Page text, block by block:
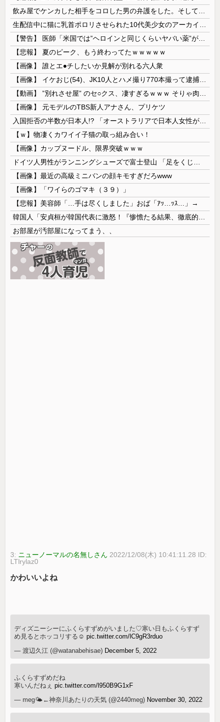
【悲報】 夏のピーク、もう終わってたｗｗｗｗｗ
【画像】 誰とエ●チしたいか見解が別れる六人衆
【画像】 元モデルのTBS新人アナさん、プリケツ
【ｗ】物凄くカワイイ子猫の取っ組み合い！
【画像】カップヌードル、限界突破ｗｗｗ
【画像】最近の高級ミニバンの顔キモすぎだろwww
【画像】「ワイらのゴマキ（３９）」
【悲報】美容師「…手は尽くしました」おば「ｱｯ…ｯｽ…」→
お部屋が汚部屋になってまう、、
3: ニューノーマルの名無しさん 2022/12/08(木) 10:41:11.28 ID:
LTlrylaz0
かわいいよね
ディズニーシーにふくらすずめがいました♡寒い日もふくらすず
め見るとホッコリする☺️pic.twitter.com/lC9gR3rduo
— 渡辺久江 (@watanabehisae) December 5, 2022
ふくらすずめだね
寒いんだねぇpic.twitter.com/l950B9G1xF
— meg🌤️←神奈川あたりの天気 (@2440meg) November 30, 2022